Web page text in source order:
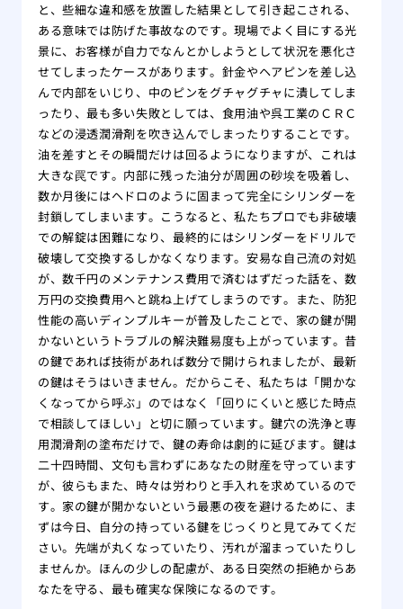
と、些細な違和感を放置した結果として引き起こされる、
ある意味では防げた事故なのです。現場でよく目にする光
景に、お客様が自力でなんとかしようとして状況を悪化さ
せてしまったケースがあります。針金やヘアピンを差し込
んで内部をいじり、中のピンをグチャグチャに潰してしま
ったり、最も多い失敗としては、食用油や呉工業のＣＲＣ
などの浸透潤滑剤を吹き込んでしまったりすることです。
油を差すとその瞬間だけは回るようになりますが、これは
大きな罠です。内部に残った油分が周囲の砂埃を吸着し、
数か月後にはヘドロのように固まって完全にシリンダーを
封鎖してしまいます。こうなると、私たちプロでも非破壊
での解錠は困難になり、最終的にはシリンダーをドリルで
破壊して交換するしかなくなります。安易な自己流の対処
が、数千円のメンテナンス費用で済むはずだった話を、数
万円の交換費用へと跳ね上げてしまうのです。また、防犯
性能の高いディンプルキーが普及したことで、家の鍵が開
かないというトラブルの解決難易度も上がっています。昔
の鍵であれば技術があれば数分で開けられましたが、最新
の鍵はそうはいきません。だからこそ、私たちは「開かな
くなってから呼ぶ」のではなく「回りにくいと感じた時点
で相談してほしい」と切に願っています。鍵穴の洗浄と専
用潤滑剤の塗布だけで、鍵の寿命は劇的に延びます。鍵は
二十四時間、文句も言わずにあなたの財産を守っています
が、彼らもまた、時々は労わりと手入れを求めているので
す。家の鍵が開かないという最悪の夜を避けるために、ま
ずは今日、自分の持っている鍵をじっくりと見てみてくだ
さい。先端が丸くなっていたり、汚れが溜まっていたりし
ませんか。ほんの少しの配慮が、ある日突然の拒絶からあ
なたを守る、最も確実な保険になるのです。